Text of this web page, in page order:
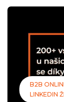
B2B
LINKEDIN